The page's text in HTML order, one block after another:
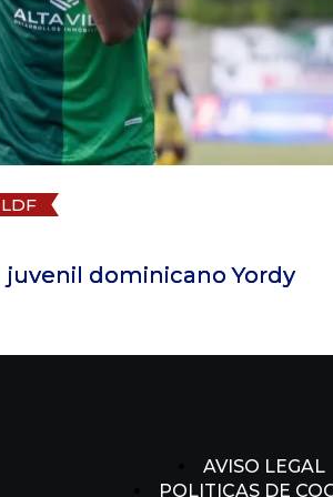
Ondina reina en el
AVISO LEGAL
POLITICAS DE